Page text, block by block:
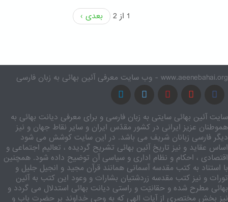
1 از 2
بعدی ›
www.aeenebahai.org - وب سایت معرفی آئین بهائی به زبان فارسی
سایت آئین بهائی سایتی به زبان فارسی و برای معرفی دیانت بهائی به
هموطنان عزیز ایرانی در کشور مقدّس ایران و سایر نقاط جهان و نیز
دیگر فارسی زبانان شریف می باشد. در این سایت کوشش می شود
اساس عقاید و نیز تاریخ آئین بهائی تشریح گردیده ، تعالیم اجتماعی و
اقتصادی ، احکام و نظام اداری و سیاسی آن توضیح داده شود. همچنین
با استناد به کتب مقدسه آسمانی همانند قرآن مجید و انجیل جلیل و
تورات و نیز کتب مقدسه زردشتیان بشارات و وعود این کتب به آئین
بهائی مطرح شده و حقانیّت و راستی دیانت بهائی استدلال می گردد و
نیز بخش مختصری از آیات الهی که به وحی خداوند بر حضرت باب و